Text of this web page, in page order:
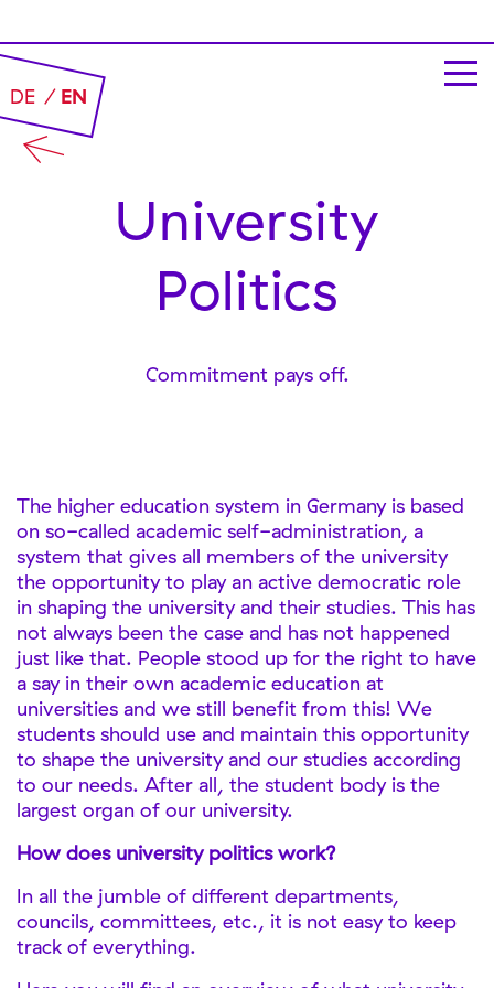
DE EN
University
Politics
Commitment pays off.
The higher education system in Germany is based
on so-called academic self-administration, a
system that gives all members of the university
the opportunity to play an active democratic role
in shaping the university and their studies. This has
not always been the case and has not happened
just like that. People stood up for the right to have
a say in their own academic education at
universities and we still benefit from this! We
students should use and maintain this opportunity
to shape the university and our studies according
to our needs. After all, the student body is the
largest organ of our university.
How does university politics work?
In all the jumble of different departments,
councils, committees, etc., it is not easy to keep
track of everything.